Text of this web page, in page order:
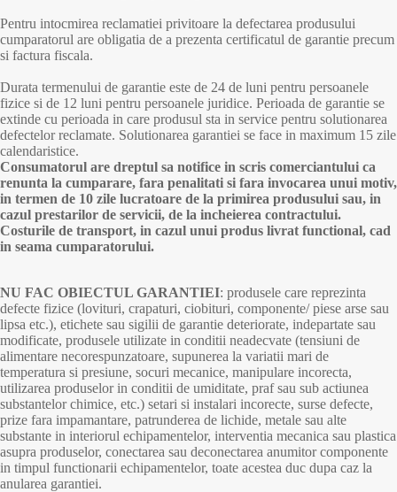
Pentru intocmirea reclamatiei privitoare la defectarea produsului
cumparatorul are obligatia de a prezenta certificatul de garantie precum
si factura fiscala.
Durata termenului de garantie este de 24 de luni pentru persoanele
fizice si de 12 luni pentru persoanele juridice. Perioada de garantie se
extinde cu perioada in care produsul sta in service pentru solutionarea
defectelor reclamate. Solutionarea garantiei se face in maximum 15 zile
calendaristice.
Consumatorul are dreptul sa notifice in scris comerciantului ca
renunta la cumparare, fara penalitati si fara invocarea unui motiv,
in termen de 10 zile lucratoare de la primirea produsului sau, in
cazul prestarilor de servicii, de la incheierea contractului.
Costurile de transport, in cazul unui produs livrat functional, cad
in seama cumparatorului.
NU FAC OBIECTUL GARANTIEI: produsele care reprezinta
defecte fizice (lovituri, crapaturi, ciobituri, componente/ piese arse sau
lipsa etc.), etichete sau sigilii de garantie deteriorate, indepartate sau
modificate, produsele utilizate in conditii neadecvate (tensiuni de
alimentare necorespunzatoare, supunerea la variatii mari de
temperatura si presiune, socuri mecanice, manipulare incorecta,
utilizarea produselor in conditii de umiditate, praf sau sub actiunea
substantelor chimice, etc.) setari si instalari incorecte, surse defecte,
prize fara impamantare, patrunderea de lichide, metale sau alte
substante in interiorul echipamentelor, interventia mecanica sau plastica
asupra produselor, conectarea sau deconectarea anumitor componente
in timpul functionarii echipamentelor, toate acestea duc dupa caz la
anularea garantiei.